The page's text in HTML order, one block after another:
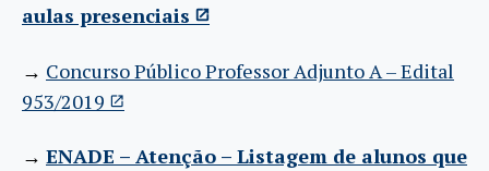
aulas presenciais
→ Concurso Público Professor Adjunto A – Edital
953/2019
→ ENADE – Atenção – Listagem de alunos que